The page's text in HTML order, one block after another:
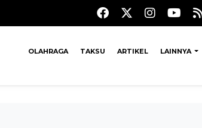
OLAHRAGA TAKSU ARTIKEL LAINNYA